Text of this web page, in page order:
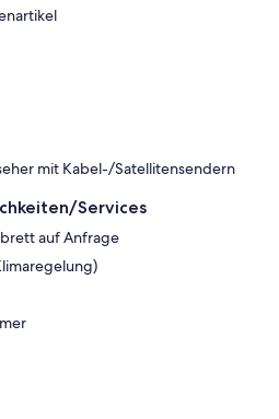
mit Kabel-/Satellitensendern
Services
auf Anfrage